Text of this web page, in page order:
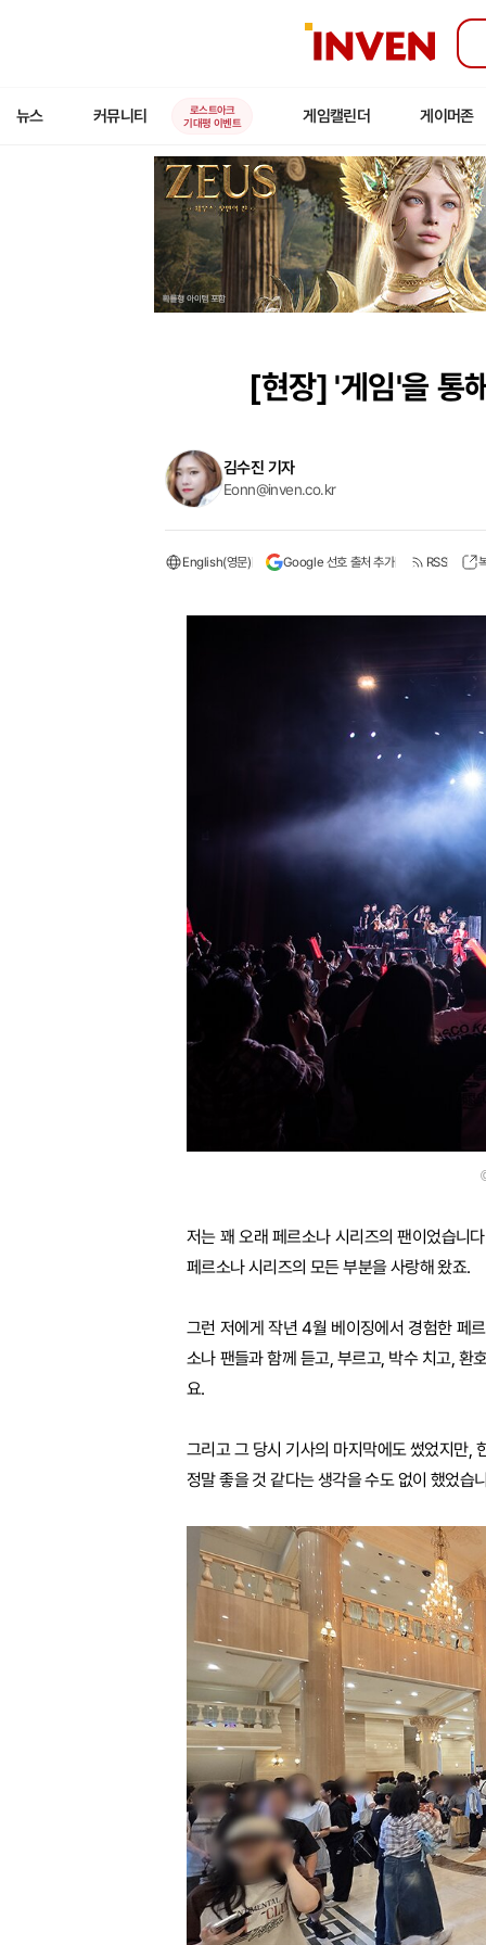
인
뉴스 커뮤니티
로스트아크
기대평 이벤트
게임캘린더 게이머존
[현장] '게임'을 통
김수진 기자
Eonn@inven.co.kr
English(영문) Google 선호 출처 추가 RSS
저는 꽤 오래 페르소나 시리즈의 팬이었습니
페르소나 시리즈의 모든 부분을 사랑해 왔죠.
그런 저에게 작년 4월 베이징에서 경험한 페
소나 팬들과 함께 듣고, 부르고, 박수 치고, 환
요.
그리고 그 당시 기사의 마지막에도 썼었지만,
정말 좋을 것 같다는 생각을 수도 없이 했었습